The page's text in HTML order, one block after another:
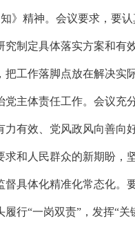
》精神。会议要求，要
究制定具体落实方案和
工作落脚点放在解决实
党主体责任工作。会议充
有效、党风政风向善
和人民群众的新期盼
具体化精准化常态化
行“一岗双责”，发挥“